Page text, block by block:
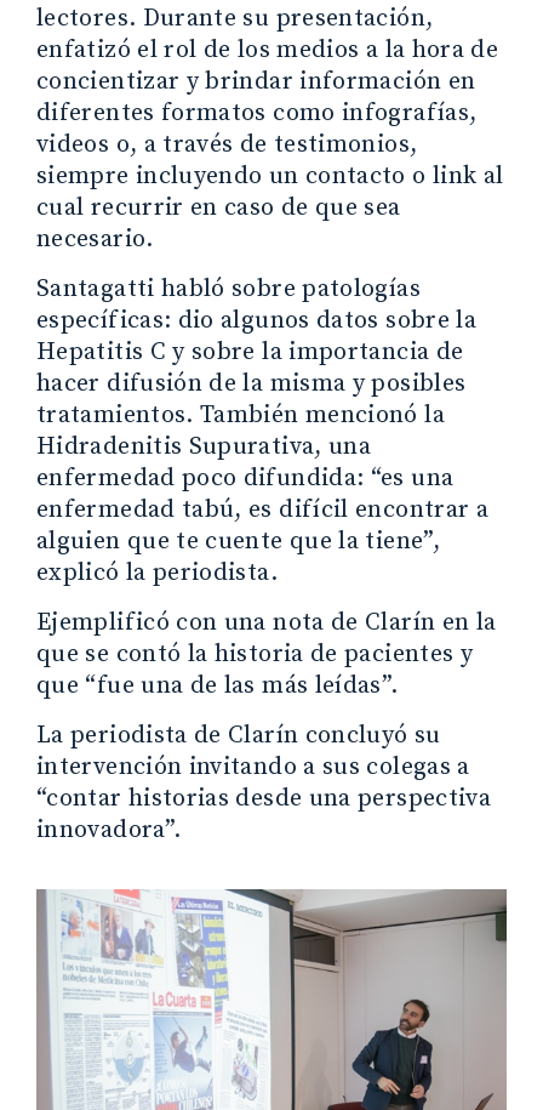
lectores. Durante su presentación,
enfatizó el rol de los medios a la hora de
concientizar y brindar información en
diferentes formatos como infografías,
videos o, a través de testimonios,
siempre incluyendo un contacto o link al
cual recurrir en caso de que sea
necesario.
Santagatti habló sobre patologías
específicas: dio algunos datos sobre la
Hepatitis C y sobre la importancia de
hacer difusión de la misma y posibles
tratamientos. También mencionó la
Hidradenitis Supurativa, una
enfermedad poco difundida: “es una
enfermedad tabú, es difícil encontrar a
alguien que te cuente que la tiene”,
explicó la periodista.
Ejemplificó con una nota de Clarín en la
que se contó la historia de pacientes y
que “fue una de las más leídas”.
La periodista de Clarín concluyó su
intervención invitando a sus colegas a
“contar historias desde una perspectiva
innovadora”.